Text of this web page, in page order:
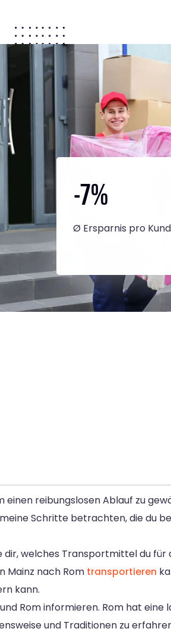
-7%
Ø Ersparnis pro
reibungslosen Ablauf zu
Schritte betrachten, die du
welches Transportmittel du für
Mainz nach Rom transportieren
kann.
Rom informieren. Rom hat eine
und Traditionen zu